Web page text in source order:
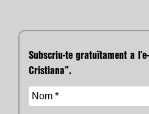
Subscriu-te gratuïtament a
Cristiana”.